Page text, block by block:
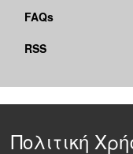
FAQs
RSS
Πολιτική